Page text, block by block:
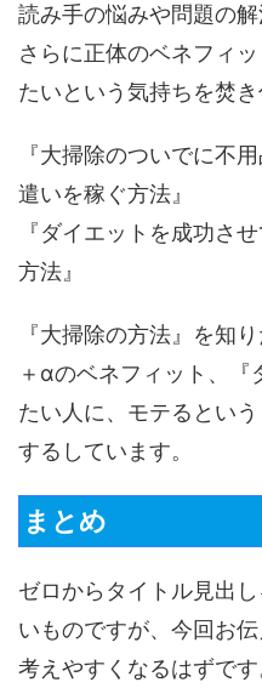
読み手の悩みや問題の
さらに正体のベネフィ
たいという気持ちを焚き
『大掃除のついでに不
遣いを稼ぐ方法』
『ダイエットを成功さ
方法』
『大掃除の方法』を知
＋αのベネフィット、『
たい人に、モテるとい
するしています。
まとめ
ゼロからタイトル見出
いものですが、今回お
考えやすくなるはずです